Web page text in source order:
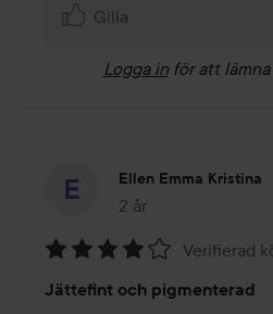
Gilla
Logga in för att
Ellen Emma Kristina
2 år
Inlägget skapades 2
4
Verifierad
Jättefint och pigmenterad